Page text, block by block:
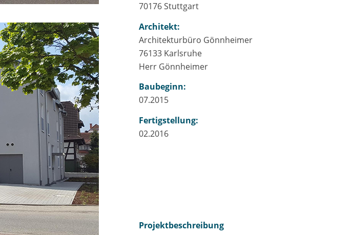
70176 Stuttgart
Architekt:
Architekturbüro Gönnheimer
76133 Karlsruhe
Herr Gönnheimer
Baubeginn:
07.2015
Fertigstellung:
02.2016
Projektbeschreibung